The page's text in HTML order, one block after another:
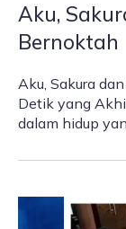
Aku,
Bernoktah
Aku, Sakura
Detik yang
dalam hidup